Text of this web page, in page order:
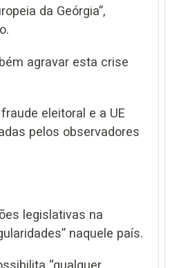
da Geórgia”,
agravar esta crise
eleitoral e a UE
pelos observadores
legislativas na
naquele país.